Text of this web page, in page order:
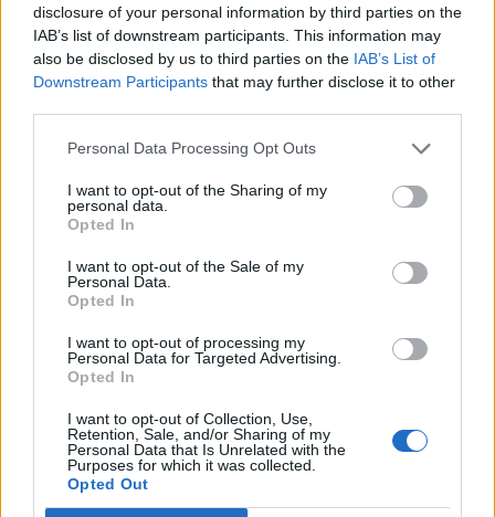
disclosure of your personal information by third parties on the
IAB’s list of downstream participants. This information may
also be disclosed by us to third parties on the IAB’s List of
Downstream Participants that may further disclose it to other
Personal Data Processing Opt Outs
I want to opt-out of the Sharing of my
personal data.
Opted In
I want to opt-out of the Sale of my
Personal Data.
Opted In
I want to opt-out of processing my
Personal Data for Targeted Advertising.
Opted In
I want to opt-out of Collection, Use,
Retention, Sale, and/or Sharing of my
Personal Data that Is Unrelated with the
Purposes for which it was collected.
Opted Out
Garessio (27)
Genola (67)
Gorzegno (6)
Grinzane Cavour (34)
Guarene (95)
Lagnasco (77)
Lequio Tanaro (26)
Lesegno (12)
Levice (2)